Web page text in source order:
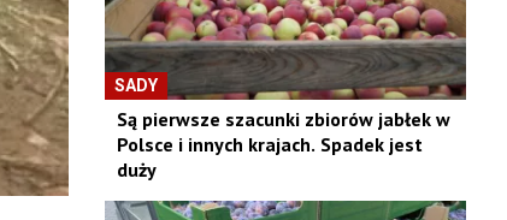
SADY
Są pierwsze szacunki zbiorów jabłek w
Polsce i innych krajach. Spadek jest
duży